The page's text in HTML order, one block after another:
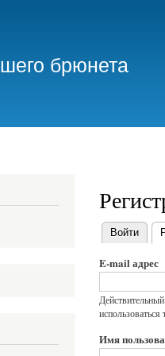
брюнета
Главные
вкладки
Войти
E-mail адрес
Имя